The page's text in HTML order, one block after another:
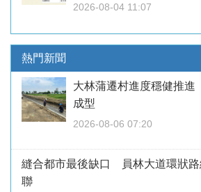
2026-08-04 11:07
熱門新聞
大林蒲遷村進度穩健推
成型
2026-08-06 07:20
縫合都市最後缺口 員林大道環狀路
聯